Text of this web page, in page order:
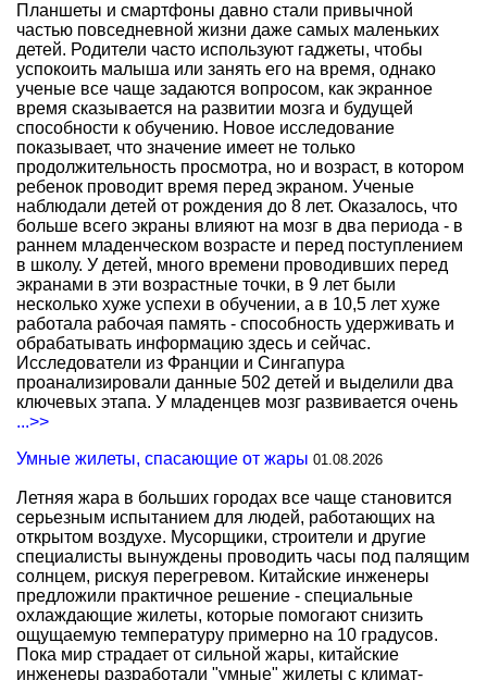
Планшеты и смартфоны давно стали привычной
частью повседневной жизни даже самых маленьких
детей. Родители часто используют гаджеты, чтобы
успокоить малыша или занять его на время, однако
ученые все чаще задаются вопросом, как экранное
время сказывается на развитии мозга и будущей
способности к обучению. Новое исследование
показывает, что значение имеет не только
продолжительность просмотра, но и возраст, в котором
ребенок проводит время перед экраном. Ученые
наблюдали детей от рождения до 8 лет. Оказалось, что
больше всего экраны влияют на мозг в два периода - в
раннем младенческом возрасте и перед поступлением
в школу. У детей, много времени проводивших перед
экранами в эти возрастные точки, в 9 лет были
несколько хуже успехи в обучении, а в 10,5 лет хуже
работала рабочая память - способность удерживать и
обрабатывать информацию здесь и сейчас.
Исследователи из Франции и Сингапура
проанализировали данные 502 детей и выделили два
ключевых этапа. У младенцев мозг развивается очень
...>>
Умные жилеты, спасающие от жары 01.08.2026
Летняя жара в больших городах все чаще становится
серьезным испытанием для людей, работающих на
открытом воздухе. Мусорщики, строители и другие
специалисты вынуждены проводить часы под палящим
солнцем, рискуя перегревом. Китайские инженеры
предложили практичное решение - специальные
охлаждающие жилеты, которые помогают снизить
ощущаемую температуру примерно на 10 градусов.
Пока мир страдает от сильной жары, китайские
инженеры разработали "умные" жилеты с климат-